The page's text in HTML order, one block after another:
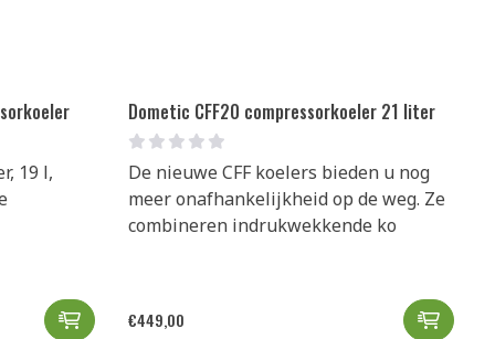
PRE ORDER toevoegen aan winkelwagen
19 l,
Dometic CFF18, AC/DC compressorkoeler
Dometic CFF20 compressorkoeler 21 liter
De nieuwe CFF koelers bieden u nog
meer onafhankelijkheid op de weg. Ze
combineren indrukwekkende ko
€449,00